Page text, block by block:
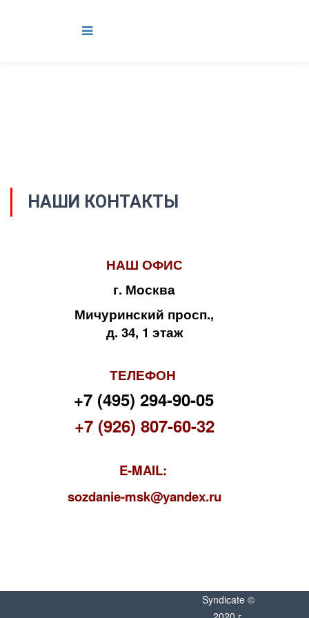
НАШИ КОНТАКТЫ
НАШ ОФИС
г. Москва
Мичуринский просп.,
д. 34, 1 этаж
ТЕЛЕФОН
+7 (495) 294-90-05
+7 (926) 807-60-32
E-MAIL:
sozdanie-msk@yandex.ru
Syndicate ©